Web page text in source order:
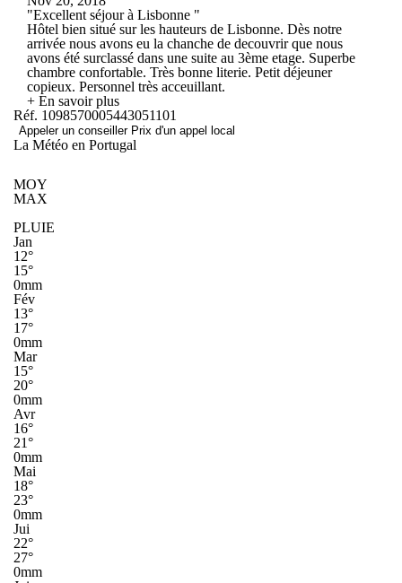
"Excellent séjour à Lisbonne "
Hôtel bien situé sur les hauteurs de Lisbonne. Dès notre
arrivée nous avons eu la chanche de decouvrir que nous
avons été surclassé dans une suite au 3ème etage. Superbe
chambre confortable. Très bonne literie. Petit déjeuner
copieux. Personnel très acceuillant.
+ En savoir plus
Réf. 1098570005443051101
Appeler un conseiller Prix d'un appel local
La Météo en Portugal
MOY
MAX
PLUIE
Jan
12°
15°
0mm
Fév
13°
17°
0mm
Mar
15°
20°
0mm
Avr
16°
21°
0mm
Mai
18°
23°
0mm
Jui
22°
27°
0mm